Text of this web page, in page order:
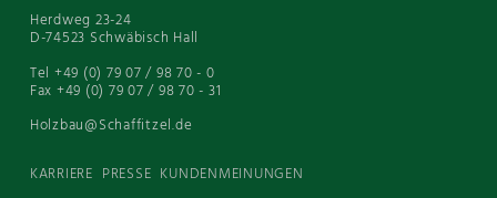
Herdweg 23-24
D-74523 Schwäbisch Hall
Tel +49 (0) 79 07 / 98 70 - 0
Fax +49 (0) 79 07 / 98 70 - 31
Holzbau@Schaffitzel.de
KARRIERE PRESSE KUNDENMEINUNGEN